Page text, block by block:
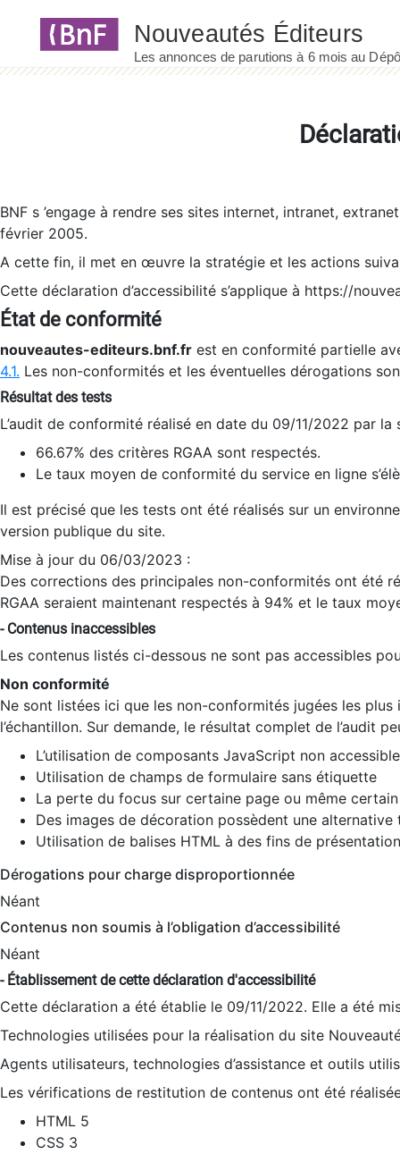
BNF s ’engage à rendre ses sites internet, intranet,
février 2005.
A cette fin, il met en œuvre la stratégie et les actions
Cette déclaration d’accessibilité s’applique à https://
État de conformité
nouveautes-editeurs.bnf.fr est en conformité partielle
4.1. Les non-conformités et les éventuelles dérogations
Résultat des tests
L’audit de conformité réalisé en date du 09/11/2022 par
66.67% des critères RGAA sont respectés.
Le taux moyen de conformité du service en ligne
Il est précisé que les tests ont été réalisés sur un
version publique du site.
Mise à jour du 06/03/2023 :
Des corrections des principales non-conformités ont été
RGAA seraient maintenant respectés à 94% et le taux
- Contenus inaccessibles
Les contenus listés ci-dessous ne sont pas accessibles
Non conformité
Ne sont listées ici que les non-conformités jugées les
l’échantillon. Sur demande, le résultat complet de l’audit
L’utilisation de composants JavaScript non
Utilisation de champs de formulaire sans étiquette
La perte du focus sur certaine page ou même
Des images de décoration possèdent une alternative
Utilisation de balises HTML à des fins de
Dérogations pour charge disproportionnée
Néant
Contenus non soumis à l’obligation d’accessibilité
Néant
- Établissement de cette déclaration d'accessibilité
Cette déclaration a été établie le 09/11/2022. Elle a été
Technologies utilisées pour la réalisation du site
Agents utilisateurs, technologies d’assistance et outils
Les vérifications de restitution de contenus ont été
HTML 5
CSS 3